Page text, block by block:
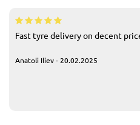
Fast tyre delivery on decent
Anatoli Iliev - 20.02.2025